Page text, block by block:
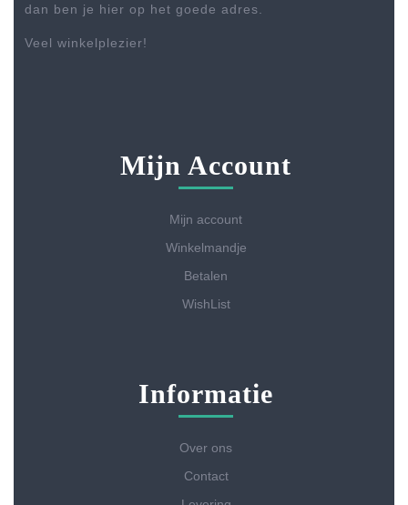
dan ben je hier op het goede adres.
Veel winkelplezier!
Mijn Account
Mijn account
Winkelmandje
Betalen
WishList
Informatie
Over ons
Contact